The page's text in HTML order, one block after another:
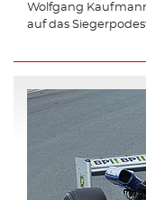
Wolfgang
auf das